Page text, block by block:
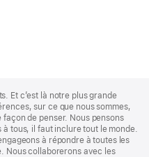
Et c’est là notre plus grande
sur ce que nous sommes,
de penser. Nous pensons
tous, il faut inclure tout le monde.
à répondre à toutes les
Nous collaborerons avec les